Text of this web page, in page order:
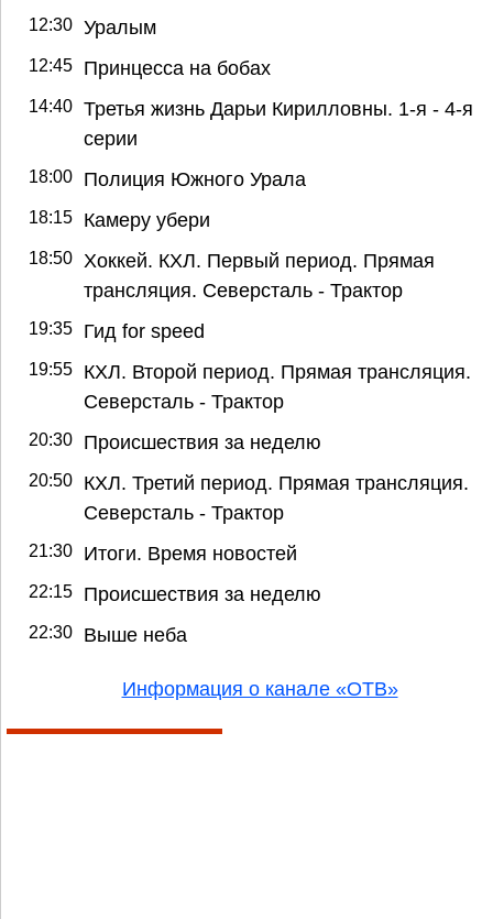
12:30 Уралым
12:45 Принцесса на бобах
14:40 Третья жизнь Дарьи Кирилловны. 1-я - 4-я
серии
18:00 Полиция Южного Урала
18:15 Камеру убери
18:50
Хоккей. КХЛ. Первый период. Прямая
трансляция. Северсталь - Трактор
19:35 Гид for speed
19:55
КХЛ. Второй период. Прямая трансляция.
Северсталь - Трактор
20:30 Происшествия за неделю
20:50
КХЛ. Третий период. Прямая трансляция.
Северсталь - Трактор
21:30 Итоги. Время новостей
22:15 Происшествия за неделю
22:30 Выше неба
Информация о канале «ОТВ»